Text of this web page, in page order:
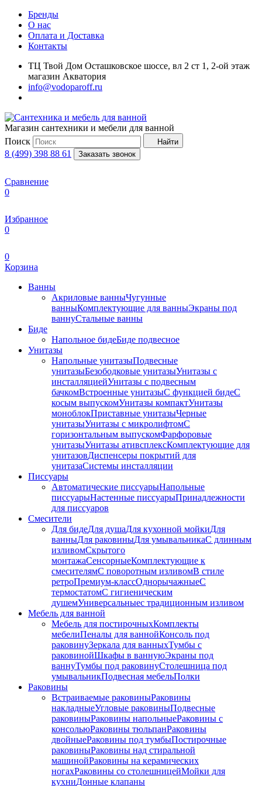
Бренды
О нас
Оплата и Доставка
Контакты
ТЦ Твой Дом Осташковское шоссе, вл 2 ст 1, 2-ой этаж
магазин Акватория
info@vodoparoff.ru
Магазин сантехники и мебели для ванной
Поиск
Найти
8 (499) 398 88 61 Заказать звонок
Сравнение
0
Избранное
0
0
Корзина
Ванны
Акриловые ванныЧугунные
ванныКомплектующие для ванныЭкраны под
ваннуСтальные ванны
Биде
Напольное бидеБиде пoдвеснoе
Унитазы
Напольные унитазыПодвесные
унитазыБезободковые унитазыУнитазы с
инсталляциейУнитазы с подвесным
бачкомВстроенные унитазыС функцией бидеС
косым выпускомУнитазы компактУнитазы
моноблокПриставные унитазыЧерные
унитазыУнитазы с микролифтомC
горизонтальным выпускомФарфоровые
унитазыУнитазы ативсплексКомплектующие для
унитазовДиспенсеры покрытий для
унитазаСистемы инсталляции
Писсуары
Автоматические писсуарыНапольные
писсуарыНастенные писсуарыПринадлежности
для писсуаров
Смесители
Для бидеДля душаДля кухонной мойкиДля
ванныДля раковиныДля умывальникаС длинным
изливомСкрытого
монтажаСенсорныеКомплектующие к
смесителямС поворотным изливомВ стиле
ретроПремиум-классОднорычажныеС
термостатомС гигиеническим
душемУниверсальныес традиционным изливом
Мебель для ванной
Мебель для постирочныхКомплекты
мебелиПеналы для ваннойКонсоль под
раковинуЗеркала для ванныхТумбы с
раковинойШкафы в ваннуюЭкраны под
ваннуТумбы под раковинуСтолешница под
умывальникПодвесная мебельПолки
Раковины
Встраиваемые раковиныРаковины
накладныеУгловые раковиныПодвесные
раковиныРаковины напольныеРаковины с
консольюРаковины тюльпанРаковины
двойныеРаковины под тумбыПостирочные
раковиныРаковины над стиральной
машинойРаковины на керамических
ногахРаковины со столешницейМойки для
кухниДонные клапаны